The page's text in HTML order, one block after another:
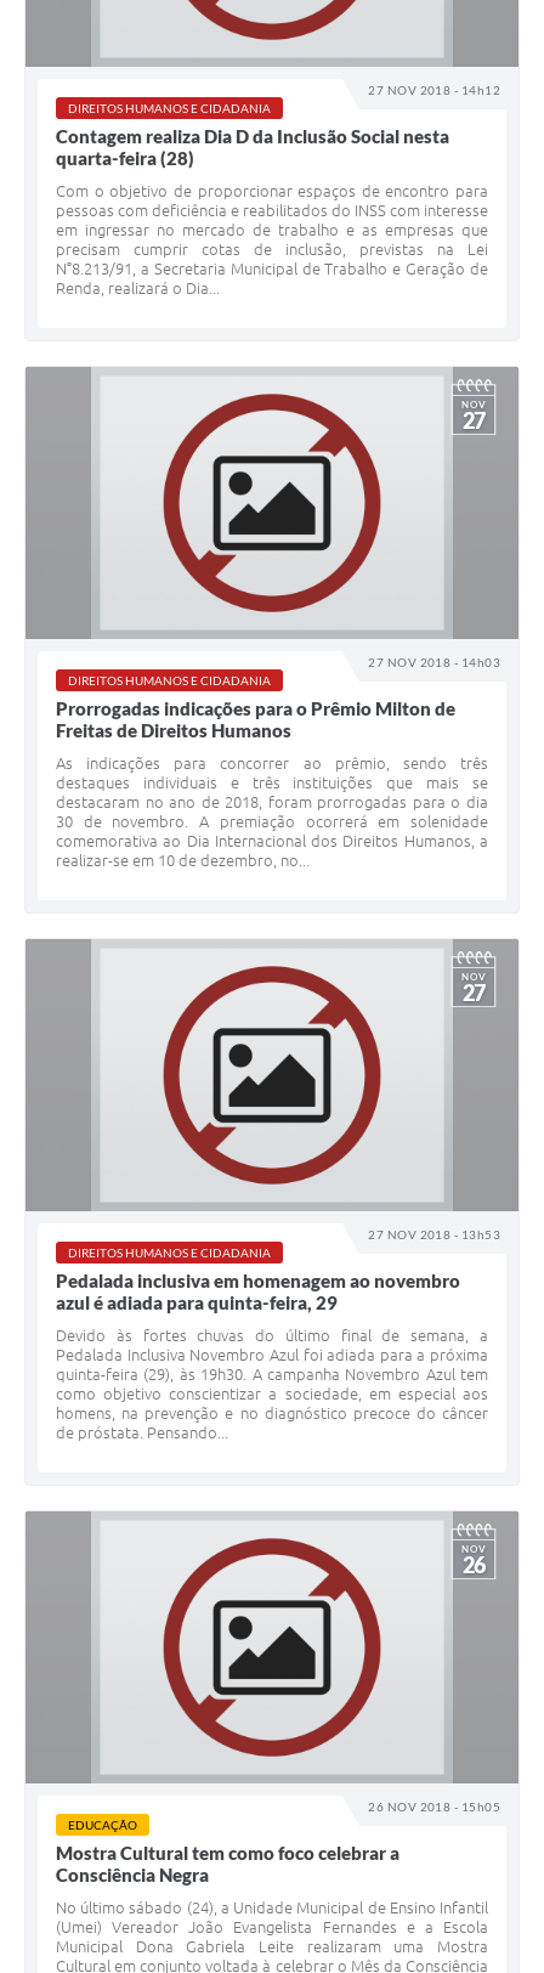
27 NOV 2018 - 14h12
DIREITOS HUMANOS E CIDADANIA
Contagem realiza Dia D da Inclusão Social nesta
quarta-feira (28)
Com o objetivo de proporcionar espaços de encontro para
pessoas com deficiência e reabilitados do INSS com interesse
em ingressar no mercado de trabalho e as empresas que
precisam cumprir cotas de inclusão, previstas na Lei
N°8.213/91, a Secretaria Municipal de Trabalho e Geração de
Renda, realizará o Dia...
27 NOV 2018 - 14h03
NOV
27
DIREITOS HUMANOS E CIDADANIA
Prorrogadas indicações para o Prêmio Milton de
Freitas de Direitos Humanos
As indicações para concorrer ao prêmio, sendo três
destaques individuais e três instituições que mais se
destacaram no ano de 2018, foram prorrogadas para o dia
30 de novembro. A premiação ocorrerá em solenidade
comemorativa ao Dia Internacional dos Direitos Humanos, a
realizar-se em 10 de dezembro, no...
27 NOV 2018 - 13h53
NOV
27
DIREITOS HUMANOS E CIDADANIA
Pedalada inclusiva em homenagem ao novembro
azul é adiada para quinta-feira, 29
Devido às fortes chuvas do último final de semana, a
Pedalada Inclusiva Novembro Azul foi adiada para a próxima
quinta-feira (29), às 19h30. A campanha Novembro Azul tem
como objetivo conscientizar a sociedade, em especial aos
homens, na prevenção e no diagnóstico precoce do câncer
de próstata. Pensando...
26 NOV 2018 - 15h05
NOV
26
EDUCAÇÃO
Mostra Cultural tem como foco celebrar a
Consciência Negra
No último sábado (24), a Unidade Municipal de Ensino Infantil
(Umei) Vereador João Evangelista Fernandes e a Escola
Municipal Dona Gabriela Leite realizaram uma Mostra
Cultural em conjunto voltada à celebrar o Mês da Consciência